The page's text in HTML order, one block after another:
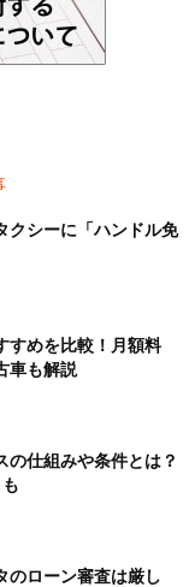
クシーに「ハンドル免
すめを比較！月額料
車も解説
の仕組みや条件とは？
のローン審査は厳し